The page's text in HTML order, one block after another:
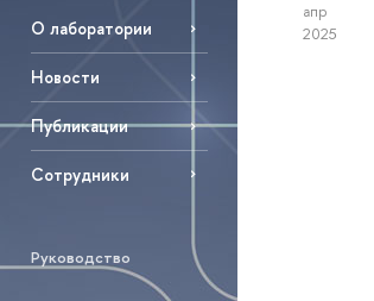
O лаборатории
Новости
Публикации
Сотрудники
Руководство
апр
2025